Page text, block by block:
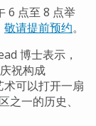
6 点至 8 点举
敬请提前预约。
博士表示，
祝构成
可以打开一扇
一的历史、